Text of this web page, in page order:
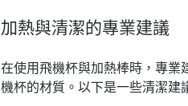
加熱與清潔的專業建議
在使用飛機杯與加熱棒時，專業
機杯的材質。以下是一些清潔建